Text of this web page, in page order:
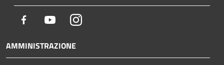
Facebook YoutubeInstagram
AMMINISTRAZIONE